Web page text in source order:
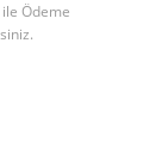
Ödeme